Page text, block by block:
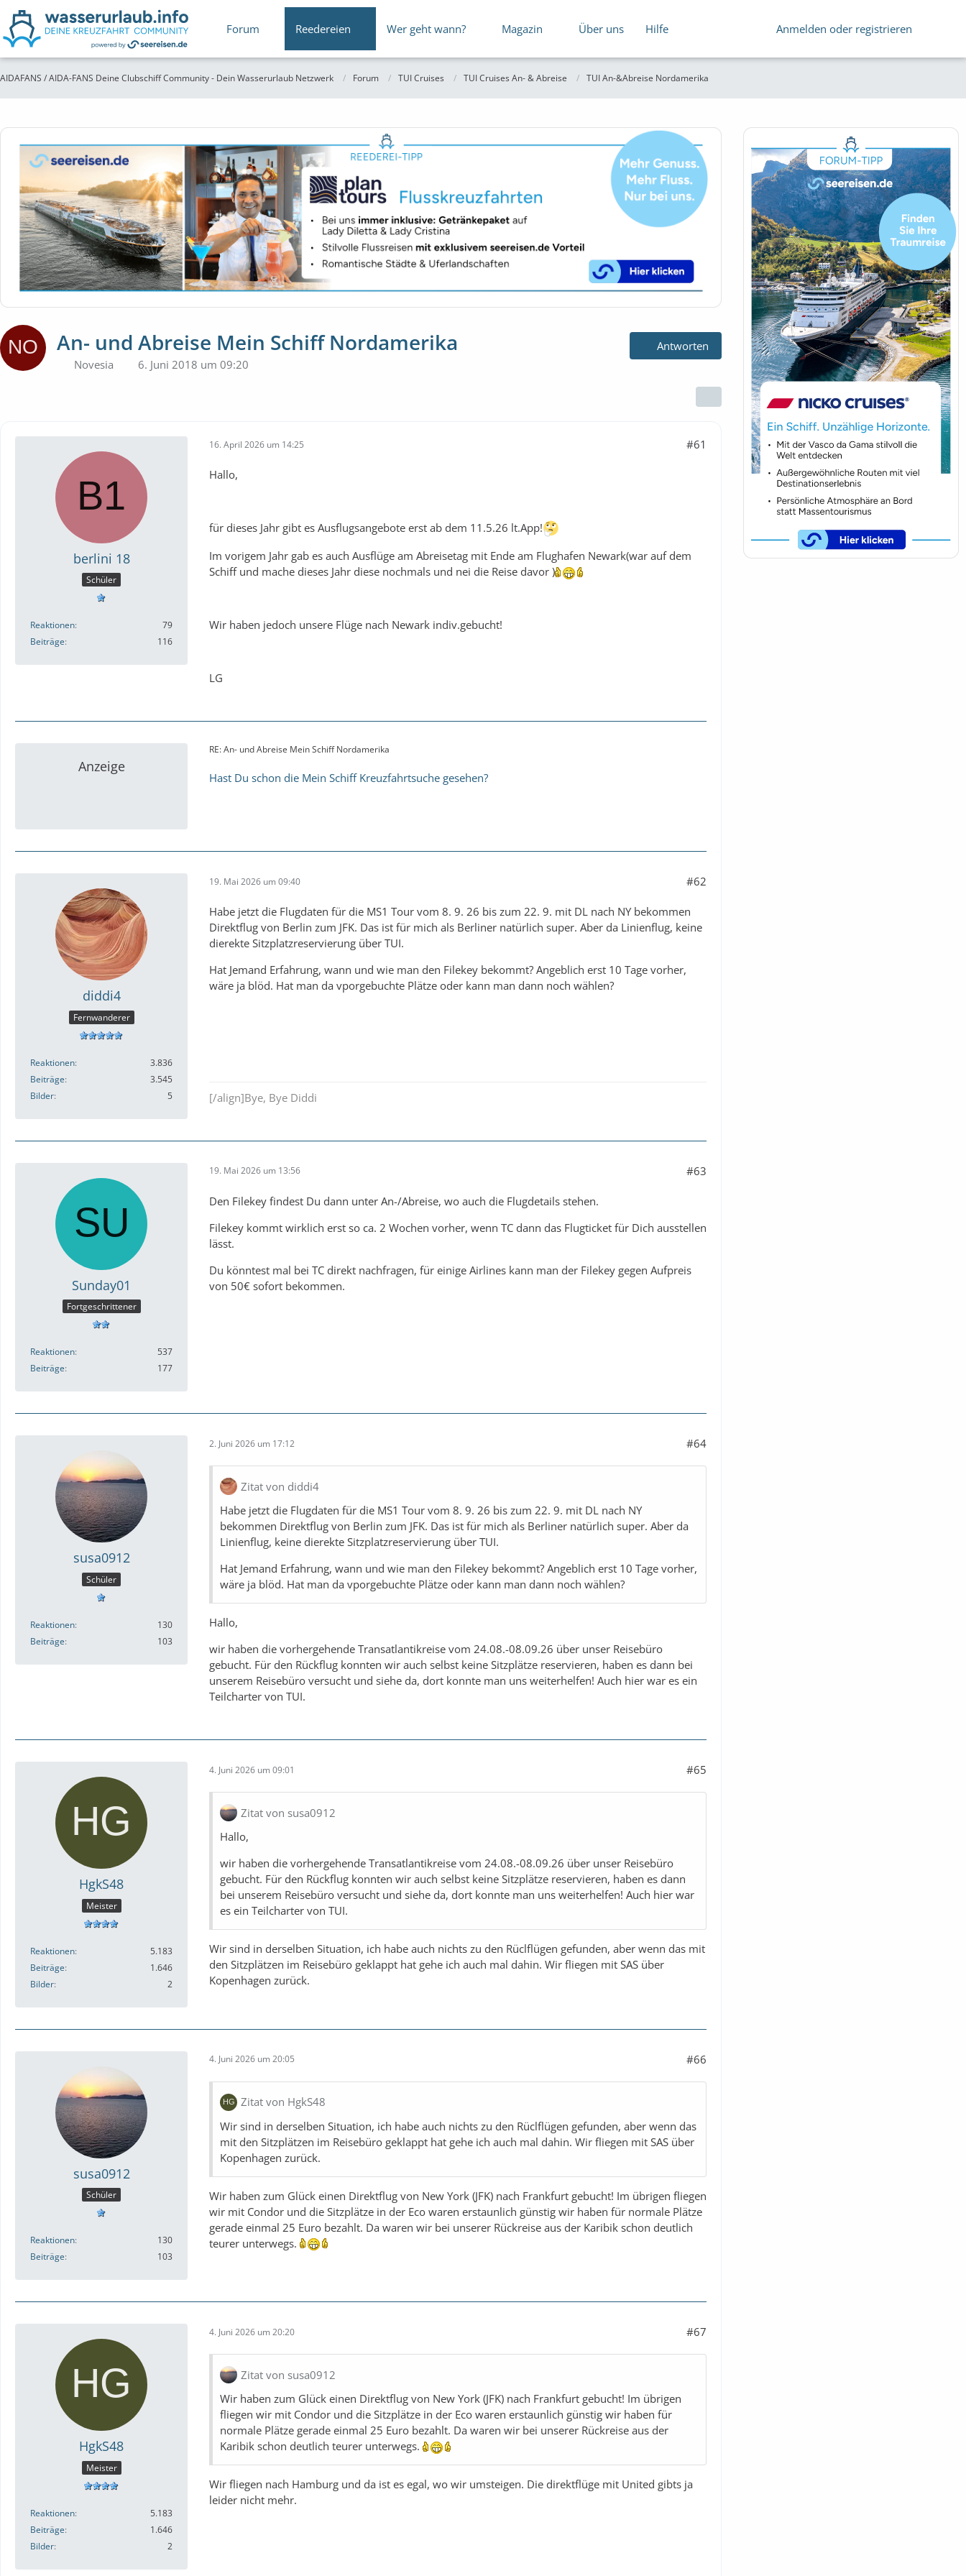
Forum Reedereien Wer geht wann? Magazin Über uns Hilfe Anmelden oder registrieren
AIDAFANS / AIDA-FANS Deine Clubschiff Community - Dein Wasserurlaub Netzwerk Forum TUI Cruises TUI Cruises An- & Abreise TUI An-&Abreise Nordamerika
An- und Abreise Mein Schiff Nordamerika
Novesia 6. Juni 2018 um 09:20
Antworten
berlini 18
Schüler
Reaktionen
79
Beiträge
116
16. April 2026 um 14:25 #61
Hallo,
für dieses Jahr gibt es Ausflugsangebote erst ab dem 11.5.26 lt.App!
Im vorigem Jahr gab es auch Ausflüge am Abreisetag mit Ende am Flughafen Newark(war auf dem
Schiff und mache dieses Jahr diese nochmals und nei die Reise davor )
Wir haben jedoch unsere Flüge nach Newark indiv.gebucht!
LG
Anzeige
RE: An- und Abreise Mein Schiff Nordamerika
Hast Du schon die Mein Schiff Kreuzfahrtsuche gesehen?
diddi4
Fernwanderer
Reaktionen
3.836
Beiträge
3.545
Bilder
5
19. Mai 2026 um 09:40 #62
Habe jetzt die Flugdaten für die MS1 Tour vom 8. 9. 26 bis zum 22. 9. mit DL nach NY bekommen
Direktflug von Berlin zum JFK. Das ist für mich als Berliner natürlich super. Aber da Linienflug, keine
dierekte Sitzplatzreservierung über TUI.
Hat Jemand Erfahrung, wann und wie man den Filekey bekommt? Angeblich erst 10 Tage vorher,
wäre ja blöd. Hat man da vporgebuchte Plätze oder kann man dann noch wählen?
[/align]Bye, Bye Diddi
Sunday01
Fortgeschrittener
Reaktionen
537
Beiträge
177
19. Mai 2026 um 13:56 #63
Den Filekey findest Du dann unter An-/Abreise, wo auch die Flugdetails stehen.
Filekey kommt wirklich erst so ca. 2 Wochen vorher, wenn TC dann das Flugticket für Dich ausstellen
lässt.
Du könntest mal bei TC direkt nachfragen, für einige Airlines kann man der Filekey gegen Aufpreis
von 50€ sofort bekommen.
susa0912
Schüler
Reaktionen
130
Beiträge
103
2. Juni 2026 um 17:12 #64
Zitat von diddi4
Habe jetzt die Flugdaten für die MS1 Tour vom 8. 9. 26 bis zum 22. 9. mit DL nach NY
bekommen Direktflug von Berlin zum JFK. Das ist für mich als Berliner natürlich super. Aber da
Linienflug, keine dierekte Sitzplatzreservierung über TUI.
Hat Jemand Erfahrung, wann und wie man den Filekey bekommt? Angeblich erst 10 Tage vorher,
wäre ja blöd. Hat man da vporgebuchte Plätze oder kann man dann noch wählen?
Hallo,
wir haben die vorhergehende Transatlantikreise vom 24.08.-08.09.26 über unser Reisebüro
gebucht. Für den Rückflug konnten wir auch selbst keine Sitzplätze reservieren, haben es dann bei
unserem Reisebüro versucht und siehe da, dort konnte man uns weiterhelfen! Auch hier war es ein
Teilcharter von TUI.
HgkS48
Meister
Reaktionen
5.183
Beiträge
1.646
Bilder
2
4. Juni 2026 um 09:01 #65
Zitat von susa0912
Hallo,
wir haben die vorhergehende Transatlantikreise vom 24.08.-08.09.26 über unser Reisebüro
gebucht. Für den Rückflug konnten wir auch selbst keine Sitzplätze reservieren, haben es dann
bei unserem Reisebüro versucht und siehe da, dort konnte man uns weiterhelfen! Auch hier war
es ein Teilcharter von TUI.
Wir sind in derselben Situation, ich habe auch nichts zu den Rüclflügen gefunden, aber wenn das mit
den Sitzplätzen im Reisebüro geklappt hat gehe ich auch mal dahin. Wir fliegen mit SAS über
Kopenhagen zurück.
susa0912
Schüler
Reaktionen
130
Beiträge
103
4. Juni 2026 um 20:05 #66
Zitat von HgkS48
Wir sind in derselben Situation, ich habe auch nichts zu den Rüclflügen gefunden, aber wenn das
mit den Sitzplätzen im Reisebüro geklappt hat gehe ich auch mal dahin. Wir fliegen mit SAS über
Kopenhagen zurück.
Wir haben zum Glück einen Direktflug von New York (JFK) nach Frankfurt gebucht! Im übrigen fliegen
wir mit Condor und die Sitzplätze in der Eco waren erstaunlich günstig wir haben für normale Plätze
gerade einmal 25 Euro bezahlt. Da waren wir bei unserer Rückreise aus der Karibik schon deutlich
teurer unterwegs.
HgkS48
Meister
Reaktionen
5.183
Beiträge
1.646
Bilder
2
4. Juni 2026 um 20:20 #67
Zitat von susa0912
Wir haben zum Glück einen Direktflug von New York (JFK) nach Frankfurt gebucht! Im übrigen
fliegen wir mit Condor und die Sitzplätze in der Eco waren erstaunlich günstig wir haben für
normale Plätze gerade einmal 25 Euro bezahlt. Da waren wir bei unserer Rückreise aus der
Karibik schon deutlich teurer unterwegs.
Wir fliegen nach Hamburg und da ist es egal, wo wir umsteigen. Die direktflüge mit United gibts ja
leider nicht mehr.